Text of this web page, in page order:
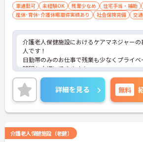
車通勤可 未経験OK 残業少なめ 住宅手当・補助
産休･育休･介護休暇取得実績あり
社会保険完備 交
介護老人保健施設におけるケアマネジャーの
人です！
日勤帯のみのお仕事で残業も少なくプライベ
時間も大切にできます！
託児所完備で子育て中の方も安心！
ご興味ある方には、面接のポイントなど、さ
細をお話致しますのでお気軽にご相談くださ
詳細を見る 無料
介護老人保健施設（老健）